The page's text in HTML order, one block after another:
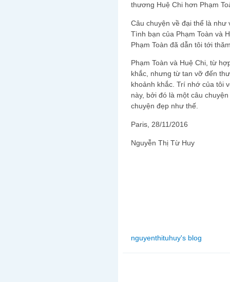
thương Huệ Chi hơn Phạm
Câu chuyện về đại thể là như
Tình bạn của Phạm Toàn và
Phạm Toàn đã dẫn tôi tới
Phạm Toàn và Huệ Chi, từ
khắc, nhưng từ tan vỡ đến
khoảnh khắc. Trí nhớ của tôi
này, bởi đó là một câu
chuyện đẹp như thế.
Paris, 28/11/2016
Nguyễn Thị Từ Huy
nguyenthituhuy's blog